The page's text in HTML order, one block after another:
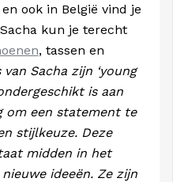
ook in België vind je
kun je terecht
, tassen en
Sacha zijn ‘young
is aan
om een statement te
stijlkeuze. Deze
midden in het
ideeën. Ze zijn